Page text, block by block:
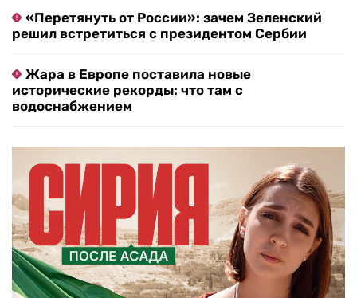
«Перетянуть от России»: зачем Зеленский
решил встретиться с президентом Сербии
Жара в Европе поставила новые
исторические рекорды: что там с
водоснабжением